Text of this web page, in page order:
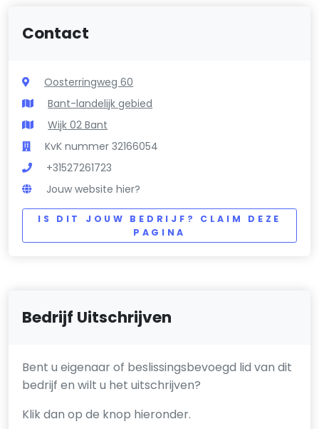
Contact
Oosterringweg 60
Bant-landelijk gebied
Wijk 02 Bant
KvK nummer 32166054
+31527261723
Jouw website hier?
IS DIT JOUW BEDRIJF? CLAIM DEZE
PAGINA
Bedrijf Uitschrijven
Bent u eigenaar of beslissingsbevoegd lid van dit
bedrijf en wilt u het uitschrijven?
Klik dan op de knop hieronder.